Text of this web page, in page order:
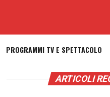
PROGRAMMI TV E SPETTACOLO
ARTICOLI